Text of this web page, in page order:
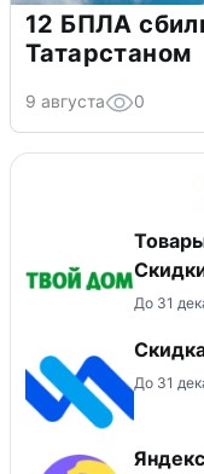
12 БПЛА
Татарстаном
9 августа 0
До 31
До 31